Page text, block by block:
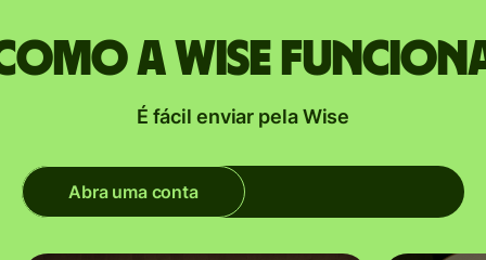
a Wise
É fácil enviar pela Wise
Abra uma conta